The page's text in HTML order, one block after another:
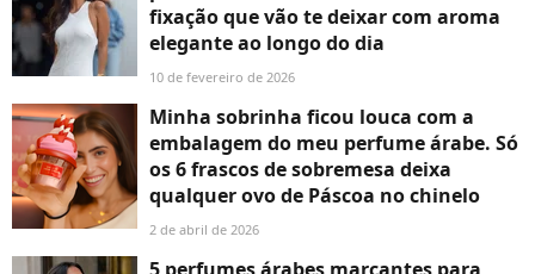
fixação que vão te deixar com aroma
elegante ao longo do dia
10 de fevereiro de 2026
Minha sobrinha ficou louca com a
embalagem do meu perfume árabe. Só
os 6 frascos de sobremesa deixa
qualquer ovo de Páscoa no chinelo
2 de abril de 2026